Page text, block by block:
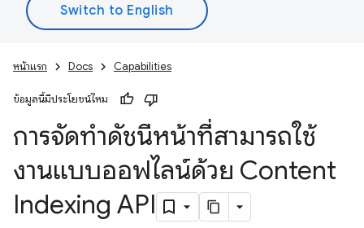
หน้าแรก Docs Capabilities
ข้อมูลนี้มีประโยชน์ไหม
การจัดทำดัชนีหน้าที่สามารถใช้
งานแบบออฟไลน์ด้วย Content
Indexing API